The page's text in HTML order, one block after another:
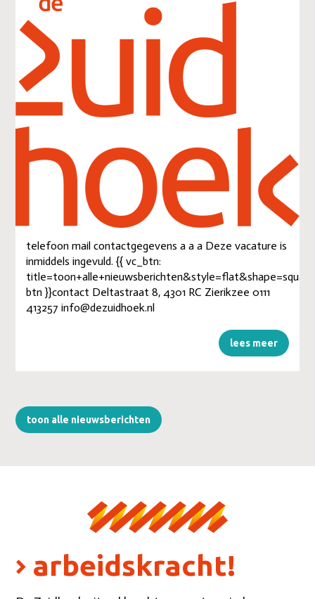
telefoon mail contactgegevens a a a Deze vacature is
inmiddels ingevuld. {{ vc_btn:
btn }}contact Deltastraat 8, 4301 RC Zierikzee 0111
413257 info@dezuidhoek.nl
lees meer
toon alle nieuwsberichten
arbeidskracht!